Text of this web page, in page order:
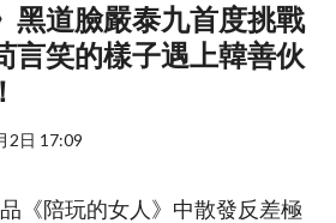
黑道臉嚴泰九首度挑戰
言笑的樣子遇上韓善伙
2日 17:09
《陪玩的女人》中散發反差極